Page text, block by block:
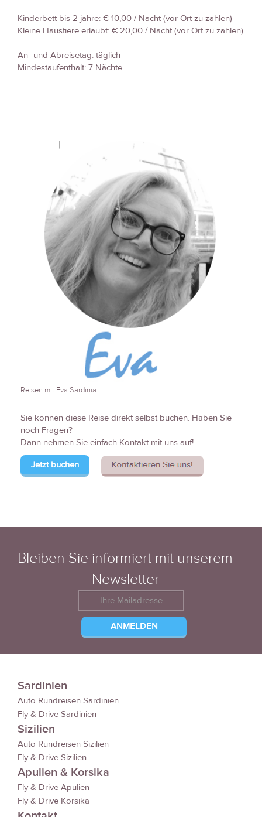
Kinderbett bis 2 jahre: € 10,00 / Nacht (vor Ort zu zahlen)
Kleine Haustiere erlaubt: € 20,00 / Nacht (vor Ort zu zahlen)
An- und Abreisetag: täglich
Mindestaufenthalt: 7 Nächte
Reisen mit Eva Sardinia
Sie können diese Reise direkt selbst buchen. Haben Sie
noch Fragen?
Dann nehmen Sie einfach Kontakt mit uns auf!
Jetzt buchen
Bleiben Sie informiert mit unserem
Newsletter
Sardinien
Auto Rundreisen Sardinien
Fly & Drive Sardinien
Sizilien
Auto Rundreisen Sizilien
Fly & Drive Sizilien
Apulien & Korsika
Fly & Drive Apulien
Fly & Drive Korsika